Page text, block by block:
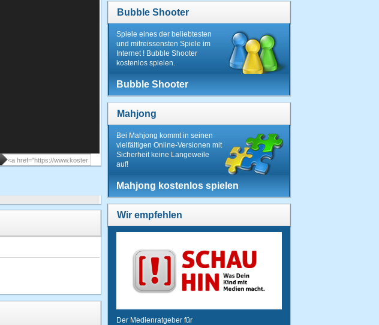
Bubble Shooter
Spiele eines der beliebtesten
und mitreissensten Spiele im
Internet ! Bubble Shooter
kostenlos spielen.
Bubble Shooter
Mahjong
Bei Mahjong kommt in seinen
vielfältigen Online-Versionen mit
Sicherheit keine Langeweile
auf!
Mahjong kostenlos spielen
Wir empfehlen
Der Medienratgeber für